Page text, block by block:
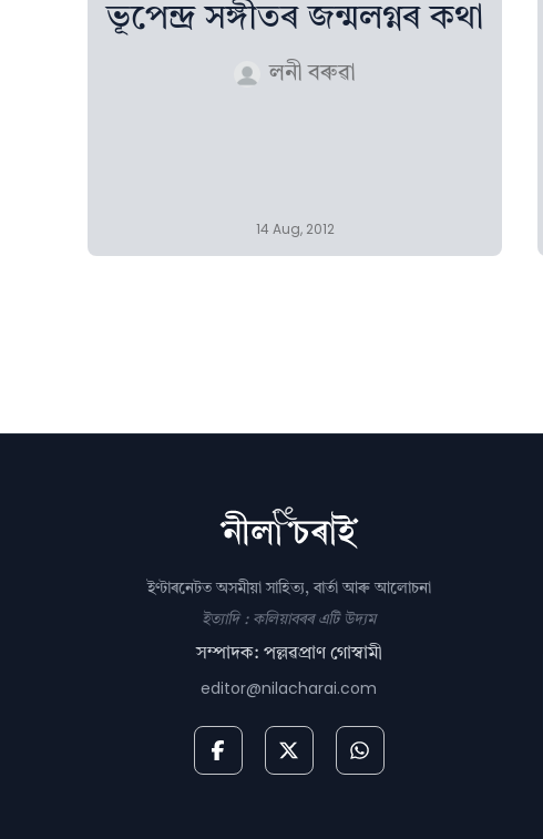
ভূপেন্দ্ৰ সঙ্গীতৰ জন্মলগ্নৰ কথা
লনী বৰুৱা
14 Aug, 2012
ইণ্টাৰনেটত অসমীয়া সাহিত্য, বাৰ্তা আৰু আলোচনা
ইত্যাদি : কলিয়াবৰৰ এটি উদ্যম
সম্পাদক: পল্লৱপ্ৰাণ গোস্বামী
editor@nilacharai.com